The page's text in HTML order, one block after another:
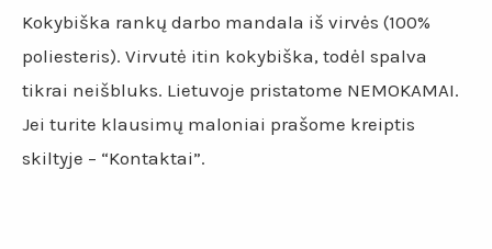
Kokybiška rankų darbo mandala iš virvės (100%
poliesteris). Virvutė itin kokybiška, todėl spalva
tikrai neišbluks. Lietuvoje pristatome NEMOKAMAI.
Jei turite klausimų maloniai prašome kreiptis
skiltyje – “Kontaktai”.